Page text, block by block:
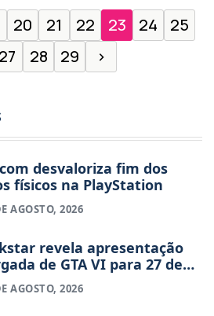
20 21 22 23 24
25
27 28 29 ›
desvaloriza fim dos
físicos na PlayStation
AGOSTO, 2026
revela apresentação
de GTA VI para 27 de
AGOSTO, 2026